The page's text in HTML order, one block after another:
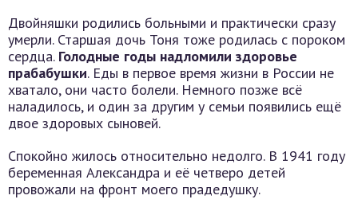
Двойняшки родились больными и практически сразу
умерли. Старшая дочь Тоня тоже родилась с пороком
сердца. Голодные годы надломили здоровье
прабабушки. Еды в первое время жизни в России не
хватало, они часто болели. Немного позже всё
наладилось, и один за другим у семьи появились ещё
двое здоровых сыновей.
Спокойно жилось относительно недолго. В 1941 году
беременная Александра и её четверо детей
провожали на фронт моего прадедушку.